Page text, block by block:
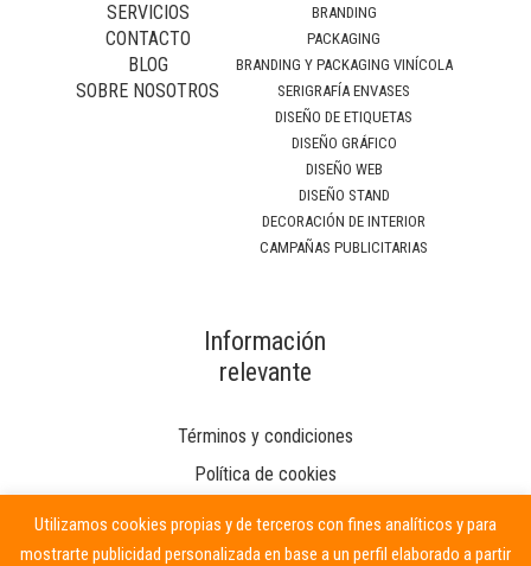
SERVICIOS
CONTACTO
BLOG
SOBRE NOSOTROS
BRANDING
PACKAGING
BRANDING Y PACKAGING VINÍCOLA
SERIGRAFÍA ENVASES
DISEÑO DE ETIQUETAS
DISEÑO GRÁFICO
DISEÑO WEB
DISEÑO STAND
DECORACIÓN DE INTERIOR
CAMPAÑAS PUBLICITARIAS
Información
relevante
Términos y condiciones
Política de cookies
Utilizamos cookies propias y de terceros con fines analíticos y para
mostrarte publicidad personalizada en base a un perfil elaborado a partir